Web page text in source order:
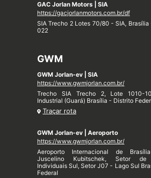
GAC Jorlan Motors | SIA
https://gacjorlanmotors.com.br/df
SIA Trecho 2 Lotes 70/80 - SIA,
022
GWM
GWM Jorlan-ev | SIA
https://www.gwmjorlan.com.br/
Trecho SIA Trecho 2, Lote 1010-
Industrial (Guará) Brasília - Distrito
Traçar rota
GWM Jorlan-ev | Aeroporto
https://www.gwmjorlan.com.br/
Aeroporto Internacional de
Juscelino Kubitschek, Setor de
Individuais Sul, Setor J07 - Lago Sul
Federal